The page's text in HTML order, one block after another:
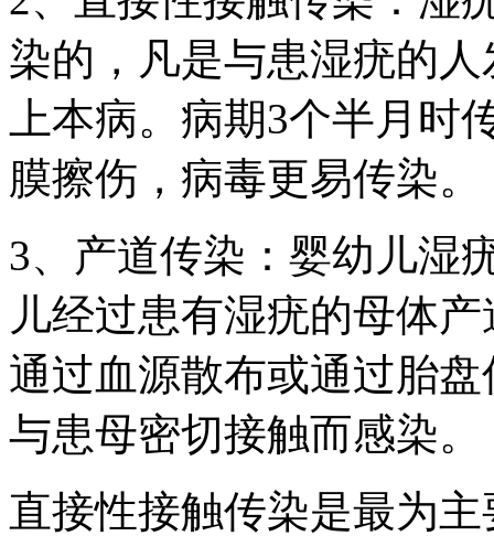
染的，凡是与患湿疣的
上本病。病期3个半月
膜擦伤，病毒更易传染。
3、产道传染：婴幼儿湿
儿经过患有湿疣的母体
通过血源散布或通过胎
与患母密切接触而感染。
直接性接触传染是最为